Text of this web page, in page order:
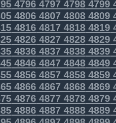
4796 4797 4798 4799
4806 4807 4808 4809
4816 4817 4818 4819
4826 4827 4828 4829
4836 4837 4838 4839
4846 4847 4848 4849
4856 4857 4858 4859
4866 4867 4868 4869
4876 4877 4878 4879
4886 4887 4888 4889